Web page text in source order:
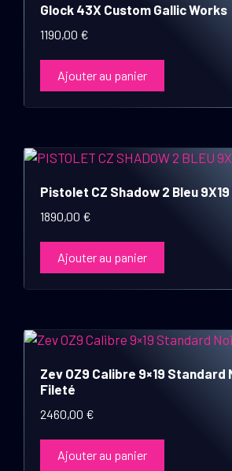
Glock 43X Custom Gallic Works
1190,00 €
Ajouter au panier
Pistolet CZ Shadow 2 Bleu 9X19
1890,00 €
Ajouter au panier
Zev OZ9 Calibre 9×19
Fileté
2460,00 €
Ajouter au panier